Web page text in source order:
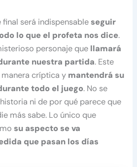
final será indispensableseguir
lo que el profeta nos dice.
personaje que llamará
nuestra partida. Este
críptica y mantendrá su
todo el juego. No se
ni de por qué parece que
más sabe. Lo único que
su aspecto se va
que pasan los días